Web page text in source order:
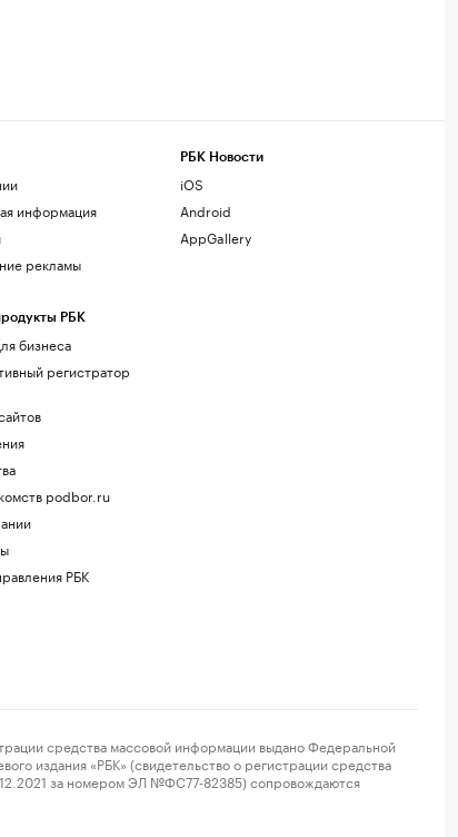
информация
рекламы
РБК
бизнеса
регистратор
podbor.ru
РБК
РБК Новости
iOS
Android
AppGallery
средства массовой информации выдано Федеральной
издания «РБК» (свидетельство о регистрации средства
за номером ЭЛ №ФС77-82385) сопровождаются